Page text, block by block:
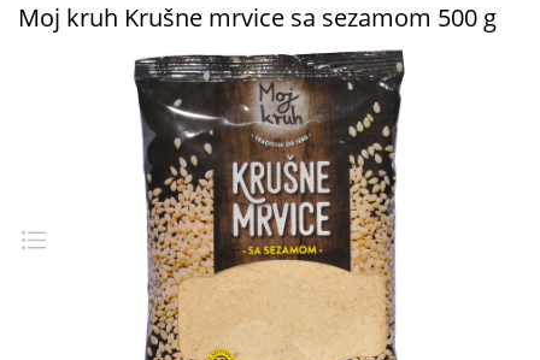
Moj kruh Krušne mrvice sa sezamom 500 g